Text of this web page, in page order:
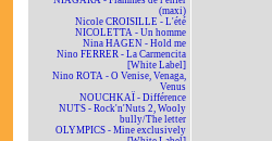
(maxi)
Nicole CROISILLE - L'été
NICOLETTA - Un homme
Nina HAGEN - Hold me
Nino FERRER - La Carmencita
[White Label]
Nino ROTA - O Venise, Venaga,
Venus
NOUCHKAÏ - Différence
NUTS - Rock'n'Nuts 2, Wooly
bully/The letter
OLYMPICS - Mine exclusively